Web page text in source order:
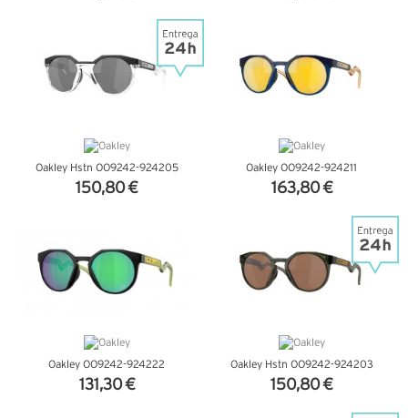
Oakley Hstn OO9242-924205
150,80 €
Oakley OO9242-924211
163,80 €
Oakley OO9242-924222
131,30 €
Oakley Hstn OO9242-924203
150,80 €